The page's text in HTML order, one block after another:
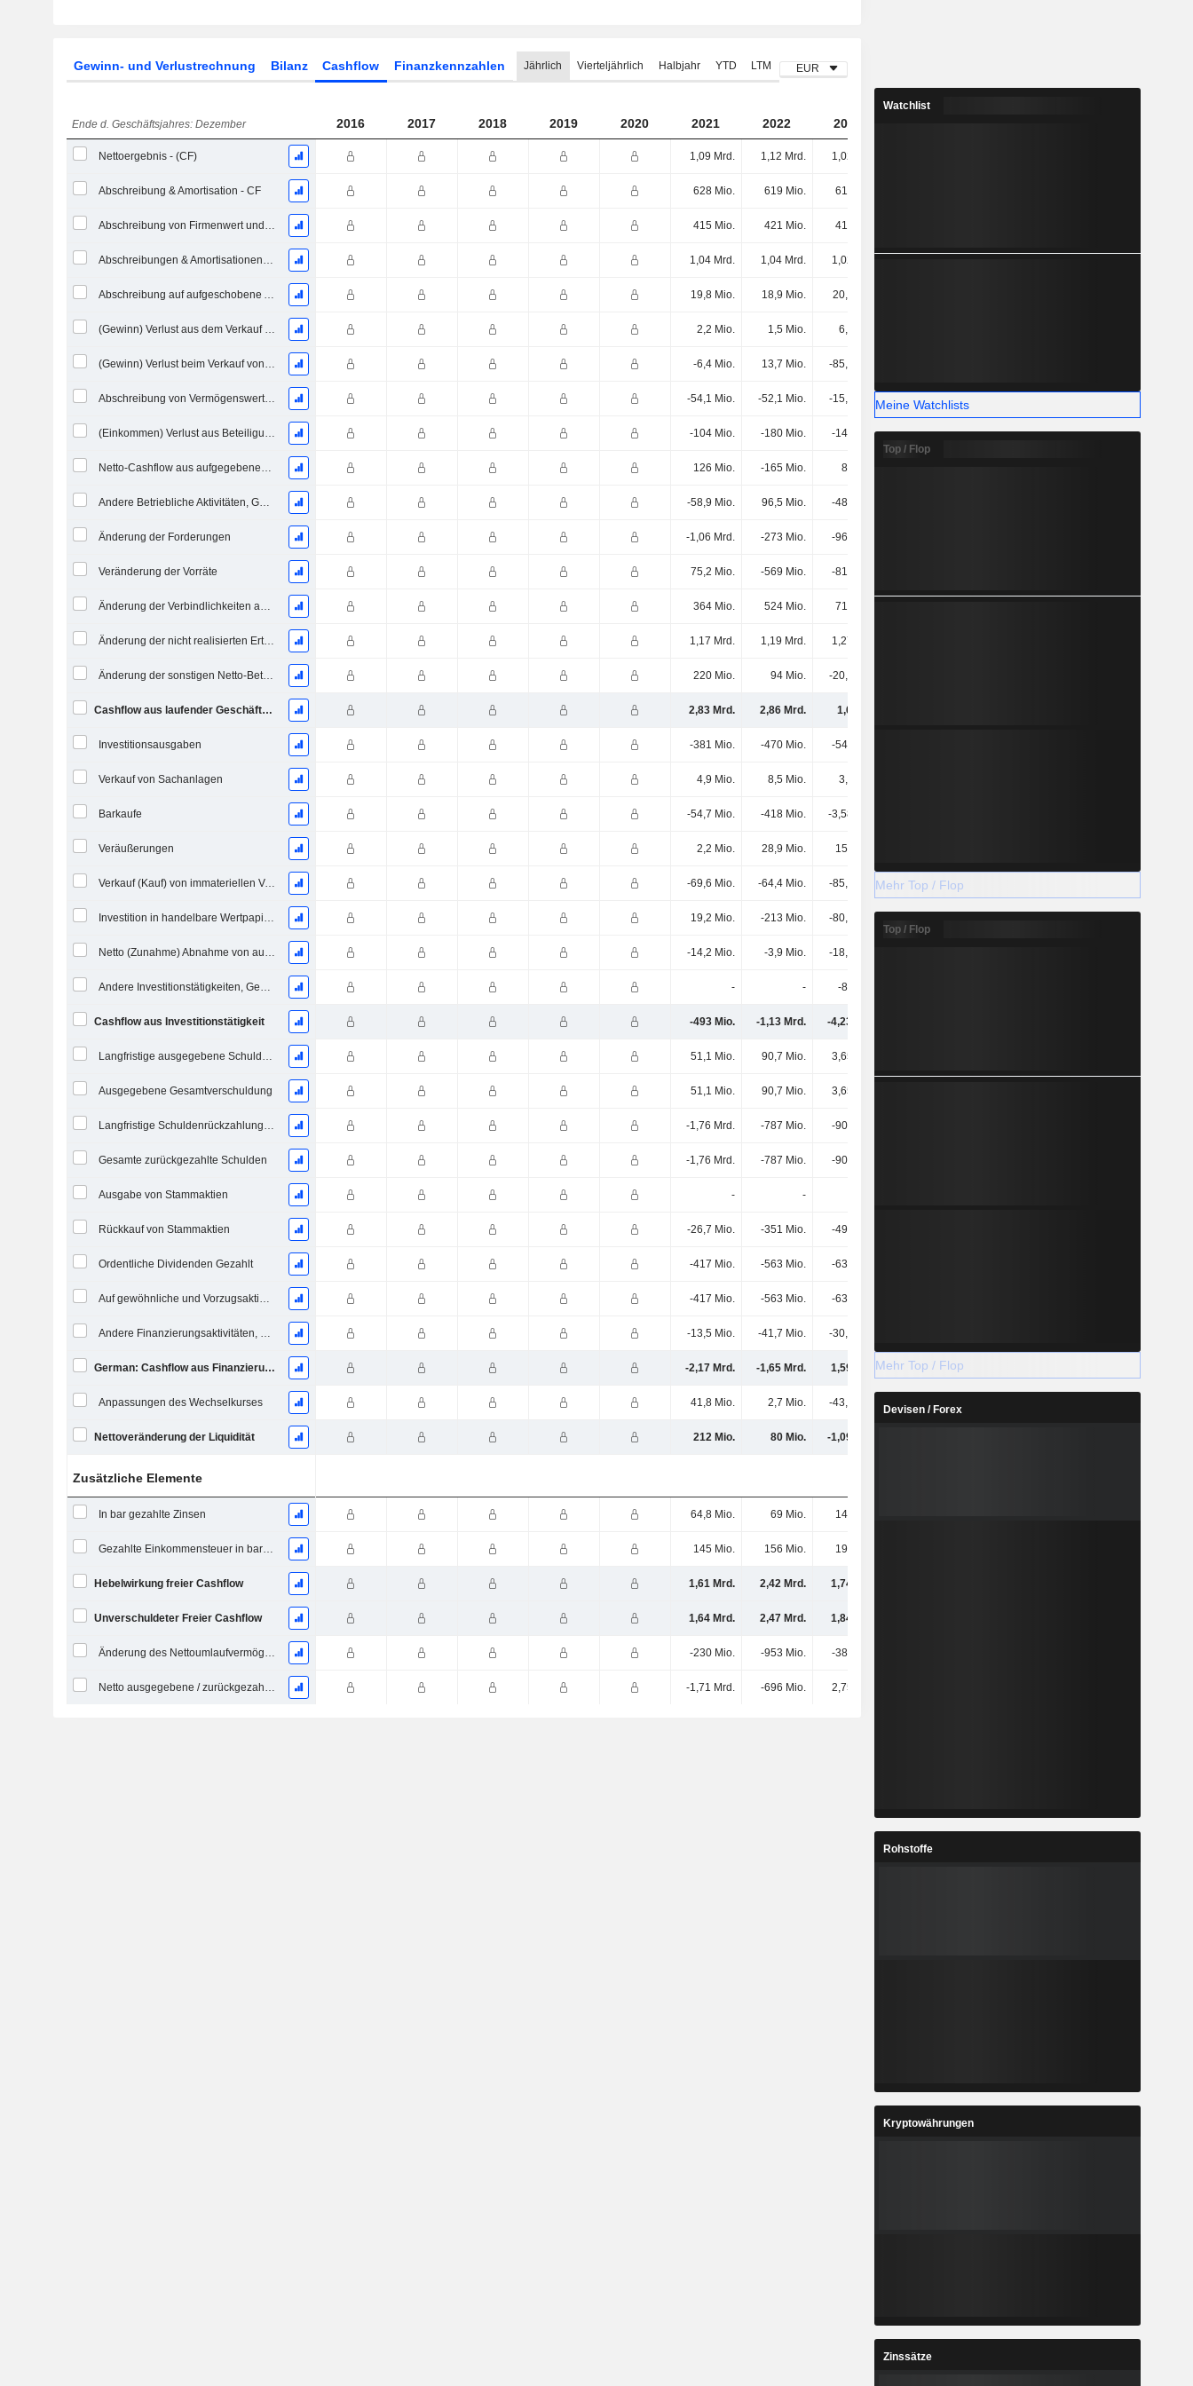
Gewinn- und Verlustrechnung Bilanz Cashflow Finanzkennzahlen Jährlich Vierteljährlich Halbjahr YTD LTM EUR
Ende d. Geschäftsjahres: Dezember 2016 2017 2018 2019 2020 2021 2022 2023
Nettoergebnis - (CF) 1,09 Mrd. 1,12 Mrd. 1,02 Mrd.
Abschreibung & Amortisation - CF 628 Mio. 619 Mio. 612 Mio.
Abschreibung von Firmenwert und immateriellen Vermögenswerten - (CF) - (Modellspezifisch) 415 Mio. 421 Mio. 413 Mio.
Abschreibungen & Amortisationen, Gesamt - CF 1,04 Mrd. 1,04 Mrd. 1,02 Mrd.
Abschreibung auf aufgeschobene Aufwendungen, Gesamt - (CF) 19,8 Mio. 18,9 Mio. 20,2 Mio.
(Gewinn) Verlust aus dem Verkauf eines Vermögenswerts 2,2 Mio. 1,5 Mio. 6,3 Mio.
(Gewinn) Verlust beim Verkauf von Investitionen - (CF) -6,4 Mio. 13,7 Mio. -85,5 Mio.
Abschreibung von Vermögenswerten & Restrukturierungskosten -54,1 Mio. -52,1 Mio. -15,6 Mio. 176 Mio.
(Einkommen) Verlust aus Beteiligungen - (CF) -104 Mio. -180 Mio. -147 Mio. -95,1 Mio. -198 Mio.
Netto-Cashflow aus aufgegebenen Geschäftsbereichen 126 Mio. -165 Mio. 85 Mio.
Andere Betriebliche Aktivitäten, Gesamt -58,9 Mio. 96,5 Mio. -488 Mio.
Änderung der Forderungen -1,06 Mrd. -273 Mio. -967 Mio.
Veränderung der Vorräte 75,2 Mio. -569 Mio. -819 Mio.
Änderung der Verbindlichkeiten aus Lieferungen und Leistungen 364 Mio. 524 Mio. 714 Mio.
Änderung der nicht realisierten Erträge 1,17 Mrd. 1,19 Mrd. 1,27 Mrd.
Änderung der sonstigen Netto-Betriebsvermögen 220 Mio. 94 Mio. -20,8 Mio.
Cashflow aus laufender Geschäftstätigkeit 2,83 Mrd. 2,86 Mrd. 1,6 Mrd.
Investitionsausgaben -381 Mio. -470 Mio. -540 Mio.
Verkauf von Sachanlagen 4,9 Mio. 8,5 Mio. 3,9 Mio.
Barkaufe -54,7 Mio. -418 Mio. -3,58 Mrd.
Veräußerungen 2,2 Mio. 28,9 Mio. 152 Mio.
Verkauf (Kauf) von immateriellen Vermögenswerten -69,6 Mio. -64,4 Mio. -85,4 Mio. -83,3 Mio.
Investition in handelbare Wertpapiere und Eigenkapitalinstrumente, Gesamt 19,2 Mio. -213 Mio. -80,9 Mio.
Netto (Zunahme) Abnahme von ausgegebenen / verkauften Krediten - Investition -14,2 Mio. -3,9 Mio. -18,5 Mio.
Andere Investitionstätigkeiten, Gesamt - - -86 Mio.
Cashflow aus Investitionstätigkeit -493 Mio. -1,13 Mrd. -4,23 Mrd.
Langfristige ausgegebene Schulden, Gesamt 51,1 Mio. 90,7 Mio. 3,65 Mrd.
Ausgegebene Gesamtverschuldung 51,1 Mio. 90,7 Mio. 3,65 Mrd.
Langfristige Schuldenrückzahlung, Gesamt -1,76 Mrd. -787 Mio. -909 Mio.
Gesamte zurückgezahlte Schulden -1,76 Mrd. -787 Mio. -909 Mio.
Ausgabe von Stammaktien - -
Rückkauf von Stammaktien -26,7 Mio. -351 Mio. -491 Mio.
Ordentliche Dividenden Gezahlt -417 Mio. -563 Mio. -634 Mio.
Auf gewöhnliche und Vorzugsaktien gezahlte Dividenden -417 Mio. -563 Mio. -634 Mio.
Andere Finanzierungsaktivitäten, Gesamt -13,5 Mio. -41,7 Mio. -30,2 Mio.
German: Cashflow aus Finanzierungstätigkeit -2,17 Mrd. -1,65 Mrd. 1,59 Mrd. -2 Mrd.
Anpassungen des Wechselkurses 41,8 Mio. 2,7 Mio. -43,7 Mio. -12,9 Mio.
Nettoveränderung der Liquidität 212 Mio. 80 Mio. -1,09 Mrd.
Zusätzliche Elemente
In bar gezahlte Zinsen 64,8 Mio. 69 Mio. 148 Mio.
Gezahlte Einkommensteuer in bar (Rückerstattung) 145 Mio. 156 Mio. 195 Mio.
Hebelwirkung freier Cashflow 1,61 Mrd. 2,42 Mrd. 1,74 Mrd.
Unverschuldeter Freier Cashflow 1,64 Mrd. 2,47 Mrd. 1,84 Mrd.
Änderung des Nettoumlaufvermögens -230 Mio. -953 Mio. -386 Mio.
Netto ausgegebene / zurückgezahlte Schulden -1,71 Mrd. -696 Mio. 2,75 Mrd.
Watchlist
Meine Watchlists
Top / Flop
Mehr Top / Flop
Top / Flop
Mehr Top / Flop
Devisen / Forex
Rohstoffe
Kryptowährungen
Zinssätze